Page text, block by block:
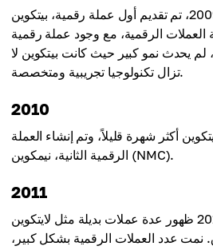
14%
النسبة المئوية للنمو مقارنة بالعام السابق
25%
في عام 2009، تم تقديم أول عملة رقمية، بيتكوين (BTC). وقد
العملات الرقمية، مع وجود عملة رقمية
يحدث نمو كبير حيث كانت بيتكوين لا
تزال تكنولوجيا تجريبية ومتخصصة.
2010
بيتكوين أكثر شهرة قليلاً، وتم إنشاء العملة
الرقمية الثانية، نيمكوين (NMC).
2011
شهد عام 2011 ظهور عدة عملات بديلة مثل لايتكوين (LTC)، مما
نمت عدد العملات الرقمية بشكل كبير،